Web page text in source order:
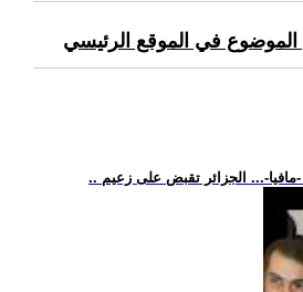
الموضوع في الموقع الرئيسي
مافيا-... الجزائر تقبض على زعيم